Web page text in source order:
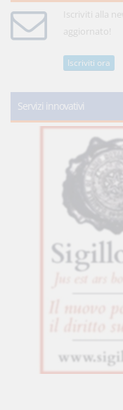
Iscriviti alla
aggiornato!
Iscriviti ora
Servizi innovativi